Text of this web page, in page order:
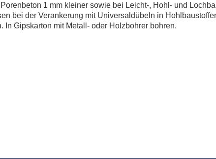
1 mm kleiner sowie bei Leicht-, Hohl- und
bei der Verankerung mit Universaldübeln in
In Gipskarton mit Metall- oder Holzbohrer bohren.